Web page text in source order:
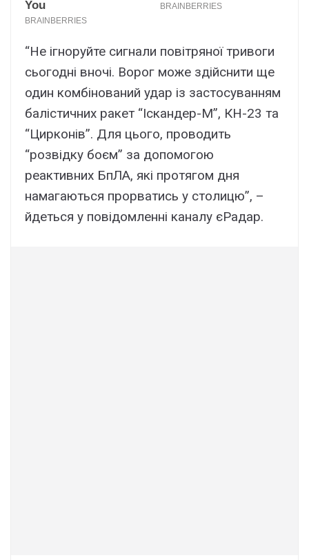
“Не ігноруйте сигнали повітряної тривоги
сьогодні вночі. Ворог може здійснити ще
один комбінований удар із застосуванням
балістичних ракет “Іскандер-М”, КН-23 та
“Цирконів”. Для цього, проводить
“розвідку боєм” за допомогою
реактивних БпЛА, які протягом дня
намагаються прорватись у столицю”, –
йдеться у повідомленні каналу єРадар.